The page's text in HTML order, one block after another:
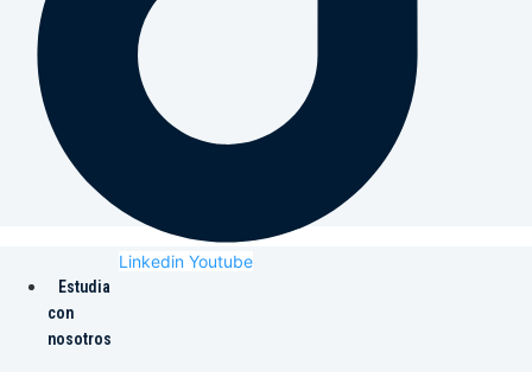
Linkedin Youtube
Estudia
con
nosotros